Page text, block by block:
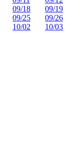
09/18
09/19
09/25
09/26
10/02 10/03